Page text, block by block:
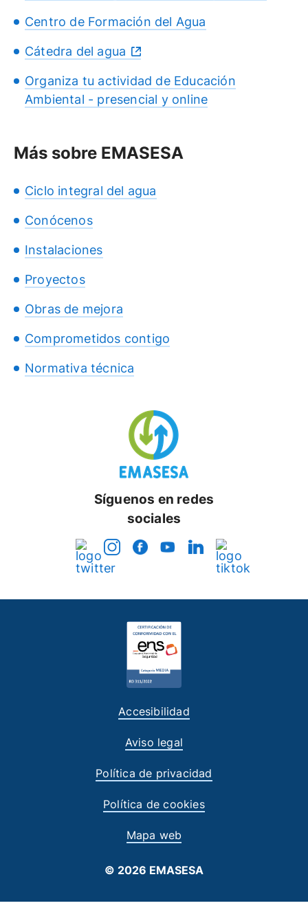
Centro de Formación del Agua
Cátedra del agua
Organiza tu actividad de Educación
Ambiental - presencial y online
Más sobre EMASESA
Ciclo integral del agua
Conócenos
Instalaciones
Proyectos
Obras de mejora
Comprometidos contigo
Normativa técnica
Síguenos en redes
sociales
Accesibilidad
Aviso legal
Política de privacidad
Política de cookies
Mapa web
© 2026 EMASESA